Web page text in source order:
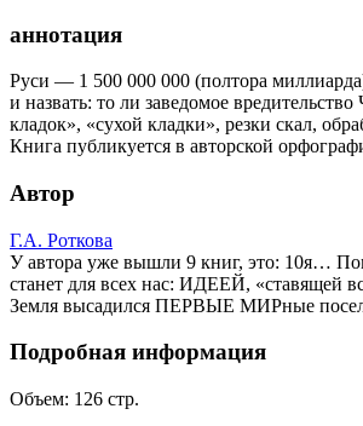
аннотация
Руси — 1 500 000 000 (полтора
и назвать: то ли заведомое
кладок», «сухой кладки», резки скал,
Книга публикуется в авторской
Автор
Г.А. Роткова
У автора уже вышли 9 книг, это: 10я…
станет для всех нас: ИДЕЕЙ, «ставящей
Земля высадился ПЕРВЫЕ МИРные
Подробная информация
Объем: 126 стр.